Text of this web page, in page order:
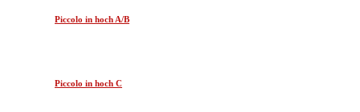
Piccolo in hoch A/B
Piccolo in hoch C